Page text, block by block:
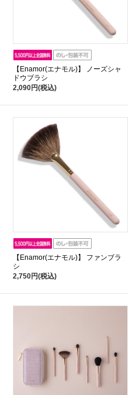
【Enamor(エナモル)】 ノーズシャ
ドウブラシ
2,090円(税込)
【Enamor(エナモル)】 ファンブラ
シ
2,750円(税込)